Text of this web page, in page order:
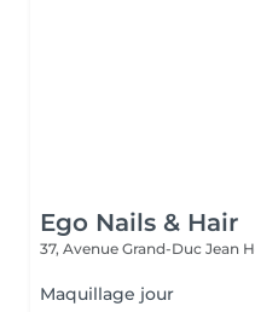
Ego Nails & Hair
37, Avenue Grand-Duc Jean
Maquillage jour